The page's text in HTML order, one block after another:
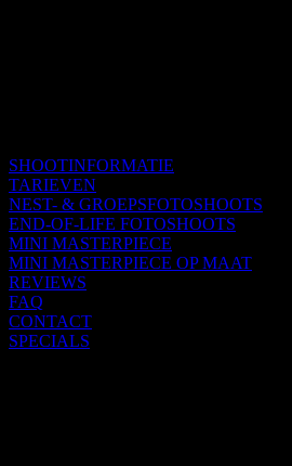
SHOOTINFORMATIE
TARIEVEN
NEST- & GROEPSFOTOSHOOTS
END-OF-LIFE FOTOSHOOTS
MINI MASTERPIECE
MINI MASTERPIECE OP MAAT
REVIEWS
FAQ
CONTACT
SPECIALS